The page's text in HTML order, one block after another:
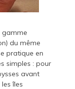
gamme
du même
pratique en
simples : pour
avant
îles